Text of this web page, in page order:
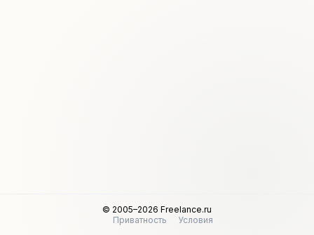
© 2005–2026 Freelance.ru
Приватность
Условия